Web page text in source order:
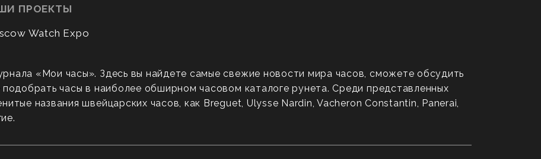
ПРОЕКТЫ
Watch Expo
«Мои часы». Здесь вы найдете самые свежие новости мира часов, сможете обсудить
часы в наиболее обширном часовом каталоге рунета. Среди представленных
названия швейцарских часов, как Breguet, Ulysse Nardin, Vacheron Constantin, Panerai,